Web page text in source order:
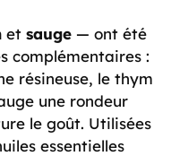
et sauge — ont été
complémentaires :
résineuse, le thym
une rondeur
le goût. Utilisées
essentielles